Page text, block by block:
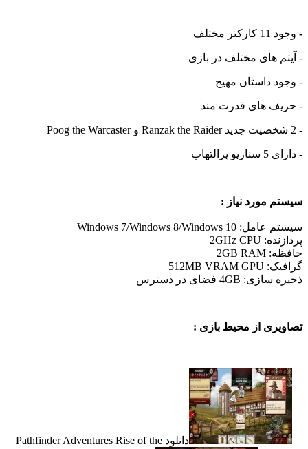
- وجود 11 کارکتر مختلف
- آیتم های مختلف در بازی
- وجود داستان مهیج
- حریف های قدرت مند
- 2 شخصیت جدید Ranzak the Raider و Poog the Warcaster
- دارای 5 سناریو پرالتهاب
سیستم مورد نیاز :
سیستم عامل: Windows 7/Windows 8/Windows 10
پردازنده: 2GHz CPU
حافظه: 2GB RAM
گرافیک: 512MB VRAM GPU
ذخیره سازی: 4GB فضای در دسترس
تصاویری از محیط بازی :
دانلود Pathfinder Adventures Rise of the